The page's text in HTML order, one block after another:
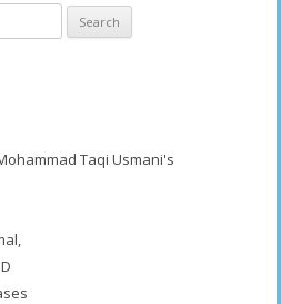
Taqi Usmani's